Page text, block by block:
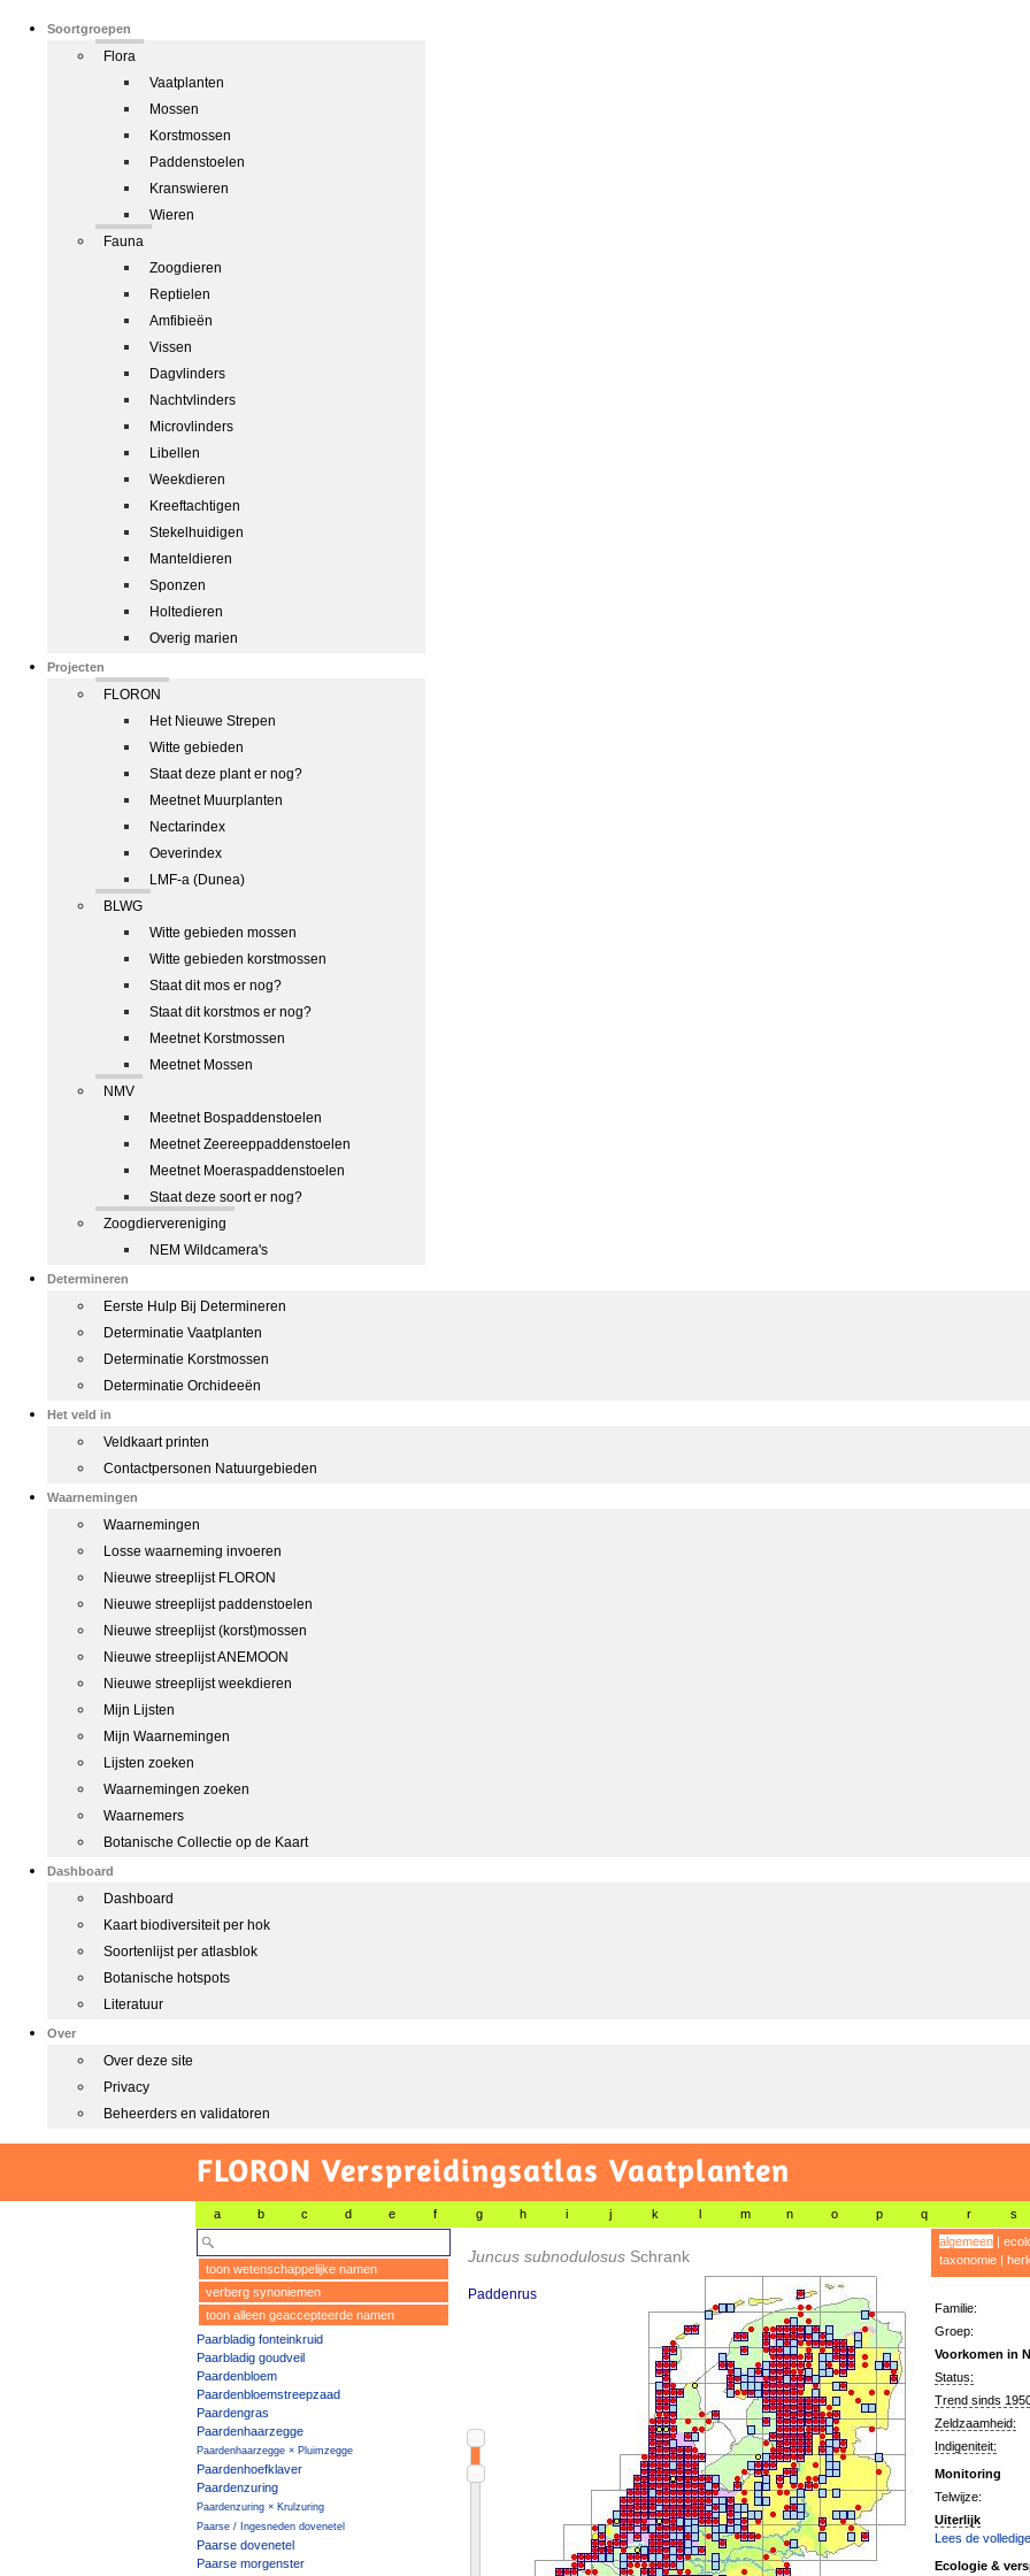
Soortgroepen
Flora
Vaatplanten
Mossen
Korstmossen
Paddenstoelen
Kranswieren
Wieren
Fauna
Zoogdieren
Reptielen
Amfibieën
Vissen
Dagvlinders
Nachtvlinders
Microvlinders
Libellen
Weekdieren
Kreeftachtigen
Stekelhuidigen
Manteldieren
Sponzen
Holtedieren
Overig marien
Projecten
FLORON
Het Nieuwe Strepen
Witte gebieden
Staat deze plant er nog?
Meetnet Muurplanten
Nectarindex
Oeverindex
LMF-a (Dunea)
BLWG
Witte gebieden mossen
Witte gebieden korstmossen
Staat dit mos er nog?
Staat dit korstmos er nog?
Meetnet Korstmossen
Meetnet Mossen
NMV
Meetnet Bospaddenstoelen
Meetnet Zeereeppaddenstoelen
Meetnet Moeraspaddenstoelen
Staat deze soort er nog?
Zoogdiervereniging
NEM Wildcamera's
Determineren
Eerste Hulp Bij Determineren
Determinatie Vaatplanten
Determinatie Korstmossen
Determinatie Orchideeën
Het veld in
Veldkaart printen
Contactpersonen Natuurgebieden
Waarnemingen
Waarnemingen
Losse waarneming invoeren
Nieuwe streeplijst FLORON
Nieuwe streeplijst paddenstoelen
Nieuwe streeplijst (korst)mossen
Nieuwe streeplijst ANEMOON
Nieuwe streeplijst weekdieren
Mijn Lijsten
Mijn Waarnemingen
Lijsten zoeken
Waarnemingen zoeken
Waarnemers
Botanische Collectie op de Kaart
Dashboard
Dashboard
Kaart biodiversiteit per hok
Soortenlijst per atlasblok
Botanische hotspots
Literatuur
Over
Over deze site
Privacy
Beheerders en validatoren
FLORON Verspreidingsatlas Vaatplanten
a b c d e f g h i j k l m n o p q r s
toon wetenschappelijke namen
verberg synoniemen
toon alleen geaccepteerde namen
Paarbladig fonteinkruid
Paarbladig goudveil
Paardenbloem
Paardenbloemstreepzaad
Paardengras
Paardenhaarzegge
Paardenhaarzegge × Pluimzegge
Paardenhoefklaver
Paardenzuring
Paardenzuring × Krulzuring
Paarse / Ingesneden dovenetel
Paarse dovenetel
Paarse morgenster
Juncus subnodulosus Schrank
Paddenrus
algemeen|
taxonomie|
Familie:
Groep:
Voorkomen in
Status:
Trend sinds
Zeldzaamheid:
Indigeniteit:
Monitoring
Telwijze:
Uiterlijk
Lees de
Ecologie &